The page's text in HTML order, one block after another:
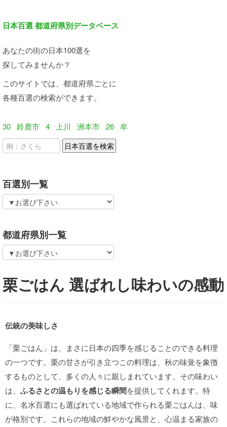
日本百選 都道府県別データベース
あなたの街の日本100選を
探してみませんか？
このサイトでは、都道府県ごとに
各種百選の検索ができます。
30 鈴鹿市 4 上川 洲本市 26 牟
百選別一覧
都道府県別一覧
栗ごはん 選ばれし味わいの感動
伝統の美味しさ
「栗ごはん」は、まさに日本の四季を感じることのできる料理
の一つです。栗の甘さが引き立つこの料理は、秋の味覚を象徴
するものとして、多くの人々に親しまれています。その味わい
は、 ふるさとの温もりを感じる瞬間を提供してくれます。特
に、名水百選にも選ばれている地域で作られる栗ごはんは、味
が格別です。これらの地域の鮮やかな風景と、心温まる家族の